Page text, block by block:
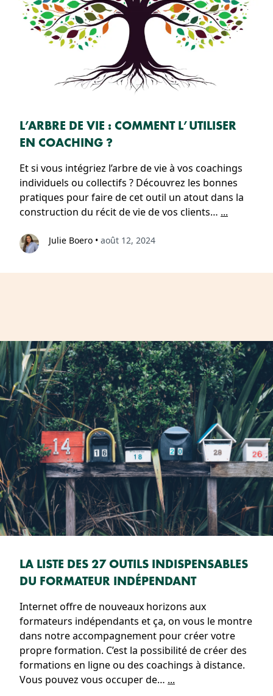
L’ARBRE DE VIE : COMMENT L’UTILISER
EN COACHING ?
Et si vous intégriez l’arbre de vie à vos coachings
individuels ou collectifs ? Découvrez les bonnes
pratiques pour faire de cet outil un atout dans la
construction du récit de vie de vos clients… ...
Julie Boero • août 12, 2024
LA LISTE DES 27 OUTILS INDISPENSABLES
DU FORMATEUR INDÉPENDANT
Internet offre de nouveaux horizons aux
formateurs indépendants et ça, on vous le montre
dans notre accompagnement pour créer votre
propre formation. C’est la possibilité de créer des
formations en ligne ou des coachings à distance.
Vous pouvez vous occuper de… ...